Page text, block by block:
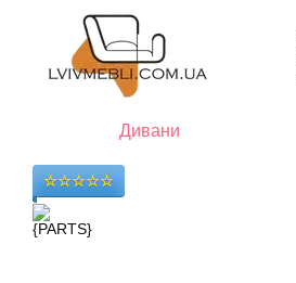
Перейти до основного контенту
Дивани
☆☆☆☆☆